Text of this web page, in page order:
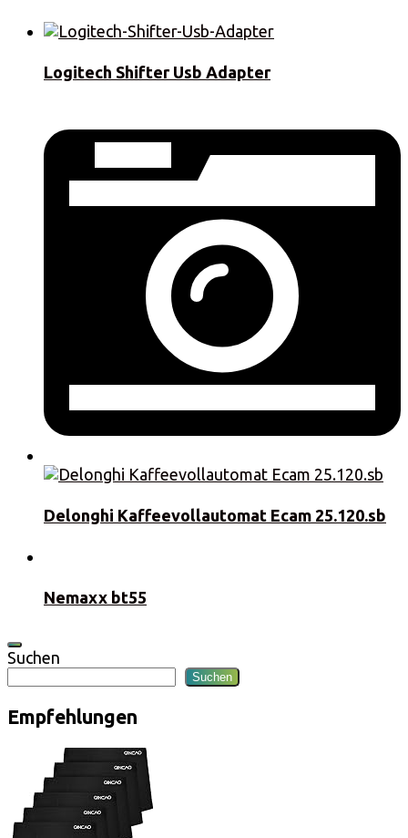
Logitech Shifter Usb Adapter
Delonghi Kaffeevollautomat Ecam 25.120.sb
Nemaxx bt55
Suchen
Suchen
Empfehlungen